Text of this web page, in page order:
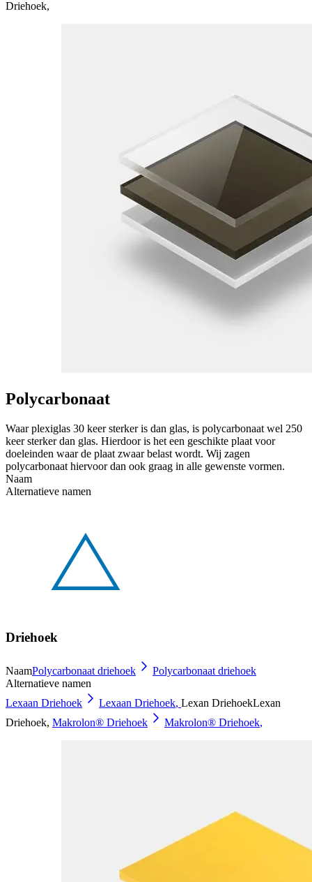
Driehoek,
Polycarbonaat
Waar plexiglas 30 keer sterker is dan glas, is polycarbonaat wel 250
keer sterker dan glas. Hierdoor is het een geschikte plaat voor
doeleinden waar de plaat zwaar belast wordt. Wij zagen
polycarbonaat hiervoor dan ook graag in alle gewenste vormen.
Naam
Alternatieve namen
Driehoek
NaamPolycarbonaat driehoek
Polycarbonaat driehoek
Alternatieve namen
Lexaan Driehoek
Lexaan Driehoek, Lexan DriehoekLexan
Driehoek, Makrolon® Driehoek Makrolon® Driehoek,